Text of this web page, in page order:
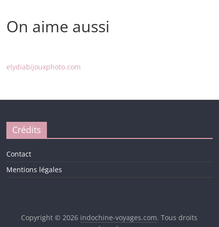
On aime aussi
elydiabijouxphoto.com
Crédits
Contact
Mentions légales
Copyright © 2026 indochine-voyages.com. Tous droits